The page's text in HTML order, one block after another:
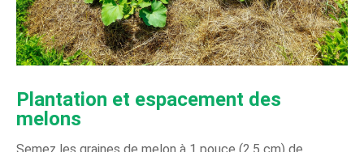
Plantation et espacement des
melons